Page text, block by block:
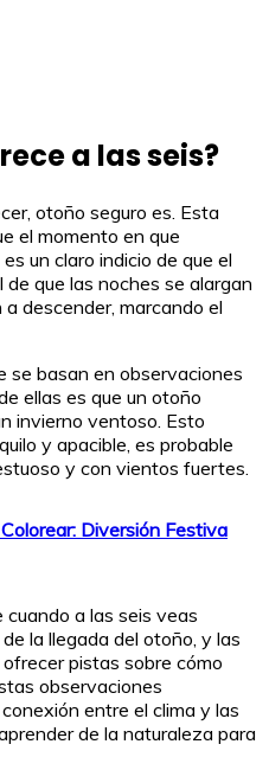
a las seis?
otoño seguro es. Esta
el momento en que
un claro indicio de que el
que las noches se alargan
descender, marcando el
se basan en observaciones
ellas es que un otoño
invierno ventoso. Esto
y apacible, es probable
y con vientos fuertes.
Diversión Festiva
cuando a las seis veas
la llegada del otoño, y las
pistas sobre cómo
observaciones
entre el clima y las
de la naturaleza para